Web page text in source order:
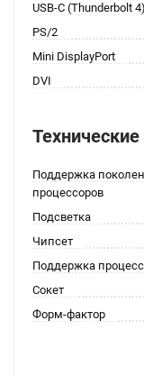
USB-C (Thunderbolt 4)
PS/2
Mini DisplayPort
DVI
Поддержка
процессоров
Подсветка
Чипсет
Поддержка
Сокет
Форм-фактор